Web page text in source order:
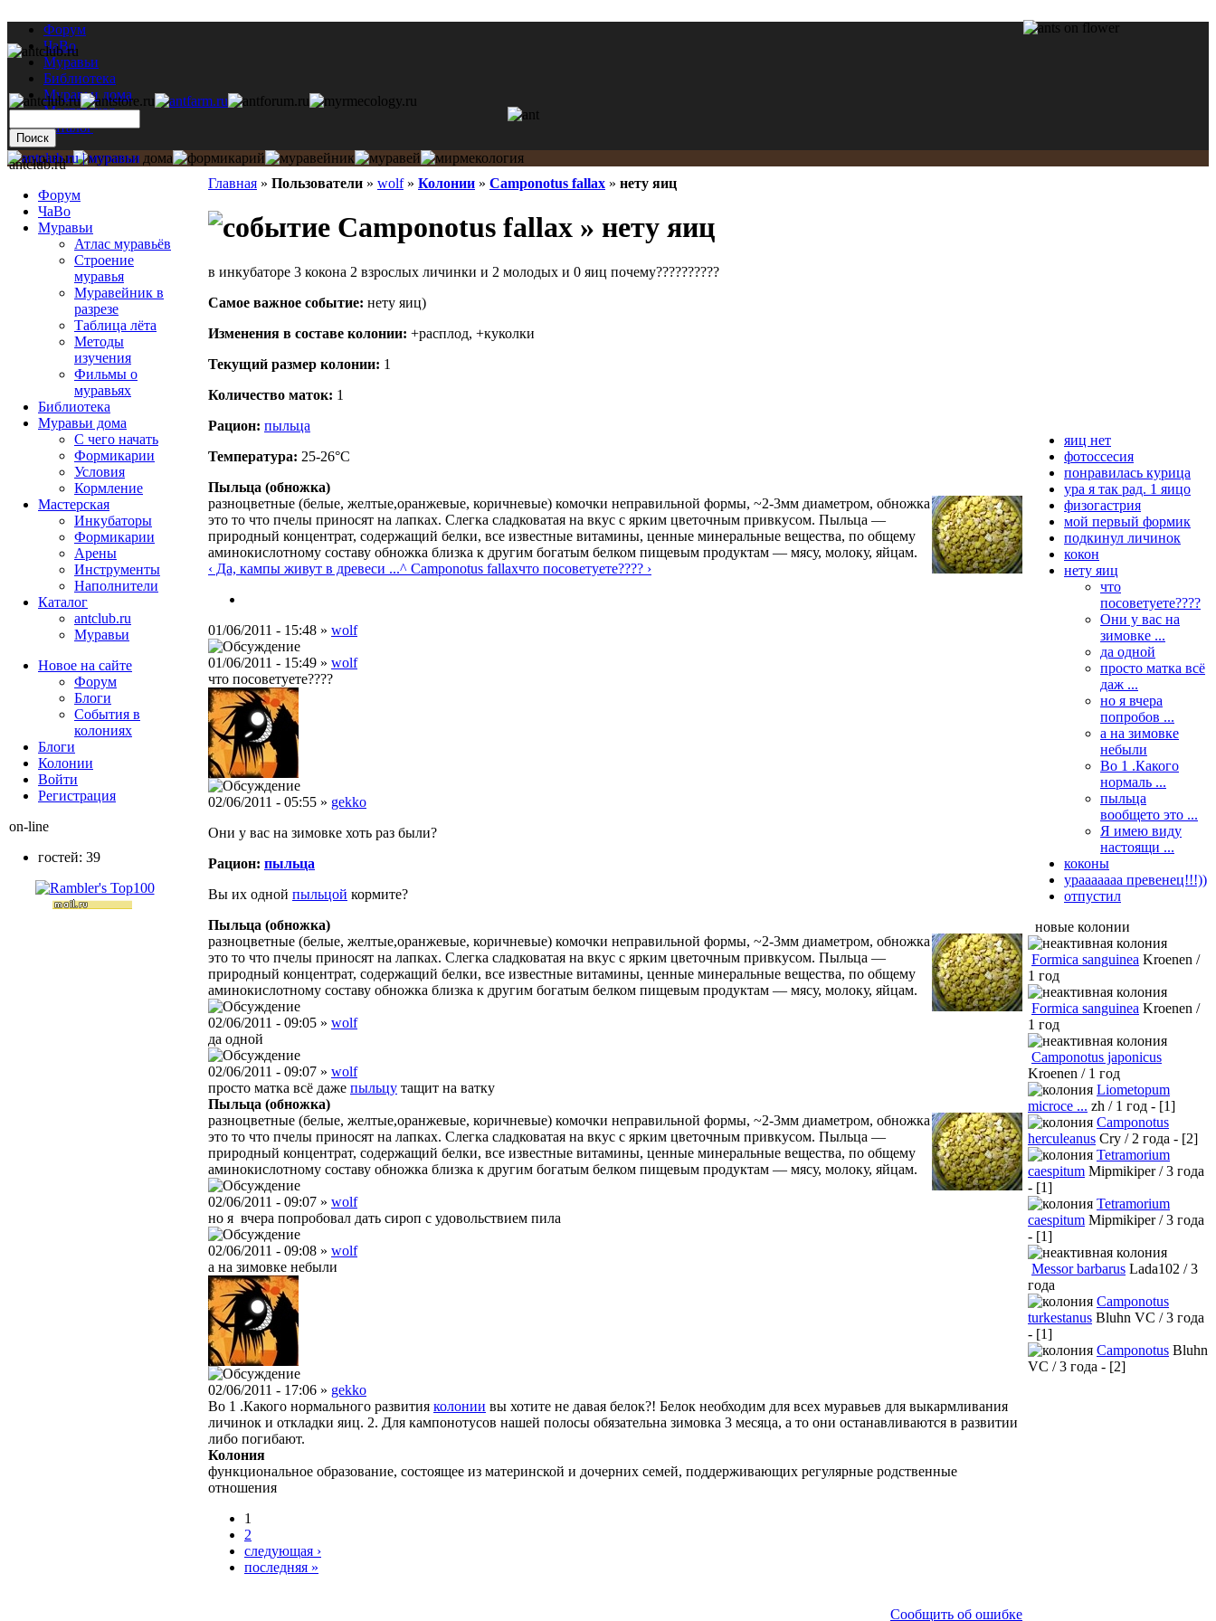
Форум
ЧаВо
Муравьи
Библиотека
Муравьи дома
Мастерская
Каталог
Главная » Пользователи » wolf» Колонии » Camponotus fallax » нету яиц
Camponotus fallax » нету яиц
в инкубаторе 3 кокона 2 взрослых личинки и 2 молодых и 0 яиц почему??????????
Самое важное событие: нету яиц)
Изменения в составе кoлонии: +расплод, +куколки
Текущий размер кoлонии: 1
Количество маток: 1
Рацион: пыльца
Температура: 25-26°C
Пыльца (обножка)
разноцветные (белые, желтые,оранжевые, коричневые) комочки неправильной формы, ~2-3мм диаметром, обножка
это то что пчелы приносят на лапках. Слегка сладковатая на вкус с ярким цветочным привкусом. Пыльца —
природный концентрат, содержащий белки, все известные витамины, ценные минеральные вещества, по общему
аминокислотному составу обножка близка к другим богатым белком пищевым продуктам — мясу, молоку, яйцам.
‹ Да, кампы живут в древеси ...^ Camponotus fallaxчто посоветуете???? ›
01/06/2011 - 15:48 » wolf
01/06/2011 - 15:49 » wolf
что посоветуете????
02/06/2011 - 05:55 » gekko
Они у вас на зимовке хоть раз были?
Рацион: пыльца
Вы их одной пыльцой кормите?
Пыльца (обножка)
разноцветные (белые, желтые,оранжевые, коричневые) комочки неправильной формы, ~2-3мм диаметром, обножка
это то что пчелы приносят на лапках. Слегка сладковатая на вкус с ярким цветочным привкусом. Пыльца —
природный концентрат, содержащий белки, все известные витамины, ценные минеральные вещества, по общему
аминокислотному составу обножка близка к другим богатым белком пищевым продуктам — мясу, молоку, яйцам.
02/06/2011 - 09:05 » wolf
да одной
02/06/2011 - 09:07 » wolf
просто матка всё даже пыльцу тащит на ватку
Пыльца (обножка)
разноцветные (белые, желтые,оранжевые, коричневые) комочки неправильной формы, ~2-3мм диаметром, обножка
это то что пчелы приносят на лапках. Слегка сладковатая на вкус с ярким цветочным привкусом. Пыльца —
природный концентрат, содержащий белки, все известные витамины, ценные минеральные вещества, по общему
аминокислотному составу обножка близка к другим богатым белком пищевым продуктам — мясу, молоку, яйцам.
02/06/2011 - 09:07 » wolf
но я вчера попробовал дать сироп с удовольствием пила
02/06/2011 - 09:08 » wolf
а на зимовке небыли
02/06/2011 - 17:06 » gekko
Во 1 .Какого нормального развития колонии вы хотите не давая белок?! Белок необходим для всех муравьев для выкармливания
личинок и откладки яиц. 2. Для кампонотусов нашей полосы обязательна зимовка 3 месяца, а то они останавливаются в развитии
либо погибают.
Колония
функциональное образование, состоящее из материнской и дочерних семей, поддерживающих регулярные родственные
отношения
1
2
следующая ›
последняя »
Сообщить об ошибке
antclub.ru
Форум
ЧаВо
Муравьи
Атлас муравьёв
Строение
муравья
Муравейник в
разрезе
Таблица лёта
Методы
изучения
Фильмы о
муравьях
Библиотека
Муравьи дома
С чего начать
Формикарии
Условия
Кормление
Мастерская
Инкубаторы
Формикарии
Арены
Инструменты
Наполнители
Каталог
antclub.ru
Муравьи
Новое на сайте
Форум
Блоги
События в
колониях
Блоги
Колонии
Войти
Peгиcтpaция
on-line
гостей: 39
яиц нет
фотоссесия
понравилась курица
ура я так рад. 1 яицо
физогастрия
мой первый формик
подкинул личинок
кокон
нету яиц
что
посоветуете????
Они у вас на
зимовке ...
да одной
просто матка всё
даж ...
но я вчера
попробов ...
а на зимовке
небыли
Во 1 .Какого
нормаль ...
пыльца
вообщето это ...
Я имею виду
настоящи ...
коконы
урааааааа превенец!!!))
отпустил
новые колонии
Formica sanguinea Kroenen /
1 год
Formica sanguinea Kroenen /
1 год
Camponotus japonicus
Kroenen / 1 год
Liometopum
microce ... zh / 1 год - [1]
Camponotus
herculeanus Cry / 2 года - [2]
Tetramorium
caespitum Mipmikiper / 3 года
- [1]
Tetramorium
caespitum Mipmikiper / 3 года
- [1]
Messor barbarus Lada102 / 3
года
Camponotus
turkestanus Bluhn VC / 3 года
- [1]
Camponotus Bluhn
VC / 3 года - [2]